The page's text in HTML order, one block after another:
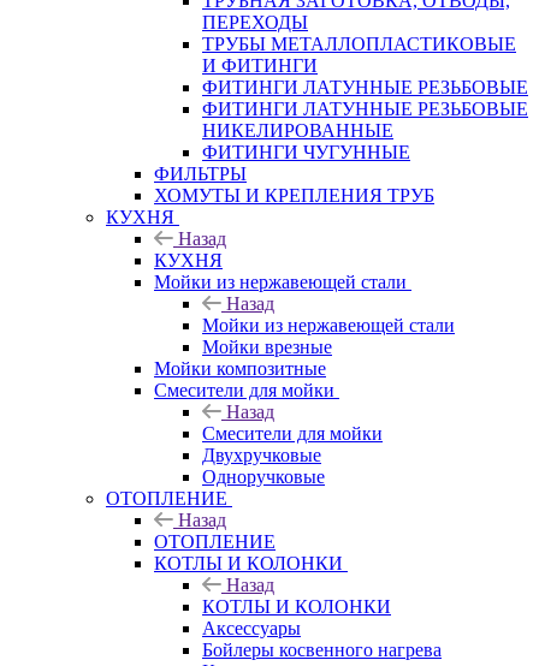
ПЕРЕХОДЫ
ТРУБЫ МЕТАЛЛОПЛАСТИКОВЫЕ
И ФИТИНГИ
ФИТИНГИ ЛАТУННЫЕ РЕЗЬБОВЫЕ
ФИТИНГИ ЛАТУННЫЕ РЕЗЬБОВЫЕ
НИКЕЛИРОВАННЫЕ
ФИТИНГИ ЧУГУННЫЕ
ФИЛЬТРЫ
ХОМУТЫ И КРЕПЛЕНИЯ ТРУБ
КУХНЯ
Назад
КУХНЯ
Мойки из нержавеющей стали
Назад
Мойки из нержавеющей стали
Мойки врезные
Мойки композитные
Смесители для мойки
Назад
Смесители для мойки
Двухручковые
Одноручковые
ОТОПЛЕНИЕ
Назад
ОТОПЛЕНИЕ
КОТЛЫ И КОЛОНКИ
Назад
КОТЛЫ И КОЛОНКИ
Аксессуары
Бойлеры косвенного нагрева